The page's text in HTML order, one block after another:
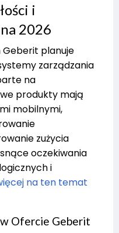
i
2026
planuje
zarządzania
na
produkty mają
mobilnymi,
zużycia
oczekiwania
i
na ten temat
Ofercie Geberit